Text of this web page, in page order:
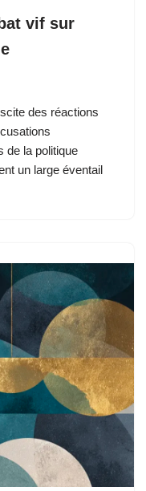
vif sur
des réactions
de la politique
un large éventail